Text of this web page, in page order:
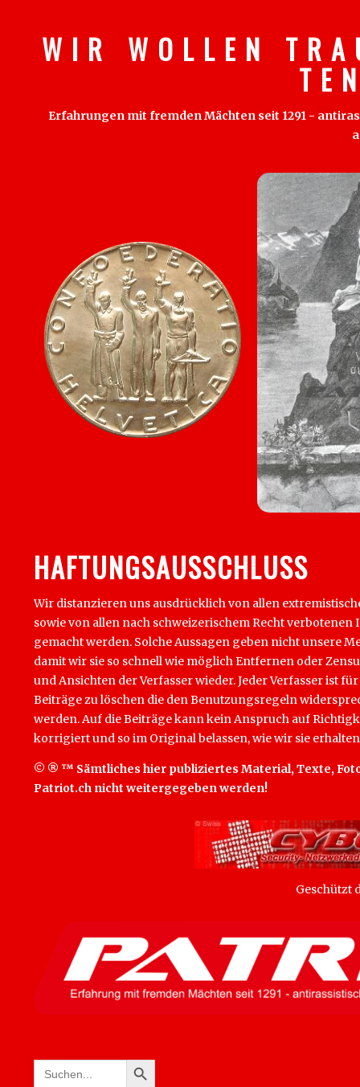
W I R W O L L E N T R
T E
Erfahrungen mit fremden Mächten seit 1291 -
HAFTUNGSAUSSCHLUSS
Wir distanzieren uns ausdrücklich von allen
sowie von allen nach schweizerischem Recht
gemacht werden. Solche Aussagen geben nicht unsere
damit wir sie so schnell wie möglich Entfernen oder
und Ansichten der Verfasser wieder. Jeder Verfasser ist
Beiträge zu löschen die den Benutzungsregeln
werden. Auf die Beiträge kann kein Anspruch auf
korrigiert und so im Original belassen, wie wir sie
© ® ™ Sämtliches hier publiziertes Material, Texte,
Patriot.ch nicht weitergegeben werden!
Geschützt
Search
for:
SEARCH BUTTON